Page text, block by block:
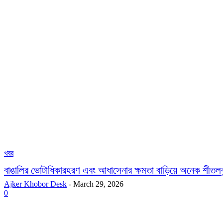
খবর
বাঙালির ভোটাধিকারহরণ এবং আধাসেনার ক্ষমতা বাড়িয়ে অনেক
Ajker Khobor Desk - March 29, 2026
0